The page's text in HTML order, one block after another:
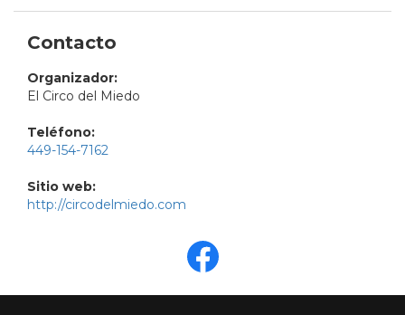
Contacto
Organizador:
El Circo del Miedo
Teléfono:
449-154-7162
Sitio web:
http://circodelmiedo.com